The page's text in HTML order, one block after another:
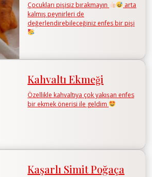
Çocukları pişisiz bırakmayın
arta
kalmış peynirleri de
değerlendirebileceğiniz enfes bir pişi
Kahvaltı Ekmeği
Özellikle kahvaltıya çok yakışan enfes
bir ekmek önerisi ile geldim
Kaşarlı Simit Poğaça